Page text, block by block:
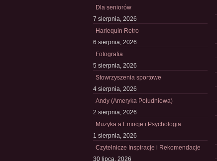
Dla seniorów
7 sierpnia, 2026
Harlequin Retro
6 sierpnia, 2026
Fotografia
5 sierpnia, 2026
Stowrzyszenia sportowe
4 sierpnia, 2026
Andy (Ameryka Południowa)
2 sierpnia, 2026
Muzyka a Emocje i Psychologia
1 sierpnia, 2026
Czytelnicze Inspiracje i Rekomendacje
30 lipca, 2026